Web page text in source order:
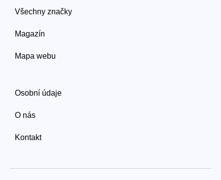
Všechny značky
Magazín
Mapa webu
Osobní údaje
O nás
Kontakt